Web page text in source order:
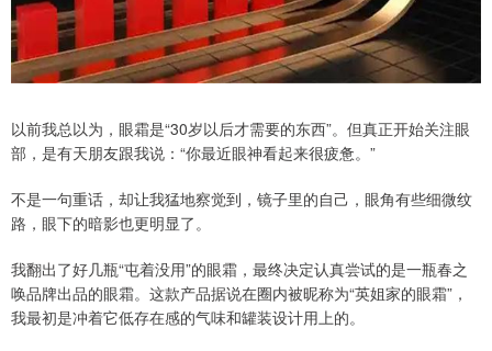
以前我总以为，眼霜是“30岁以后才需要的东西”。但真正开始关注眼
部，是有天朋友跟我说：“你最近眼神看起来很疲惫。”
不是一句重话，却让我猛地察觉到，镜子里的自己，眼角有些细微纹
路，眼下的暗影也更明显了。
我翻出了好几瓶“屯着没用”的眼霜，最终决定认真尝试的是一瓶春之
唤品牌出品的眼霜。这款产品据说在圈内被昵称为“英姐家的眼霜”，
我最初是冲着它低存在感的气味和罐装设计用上的。